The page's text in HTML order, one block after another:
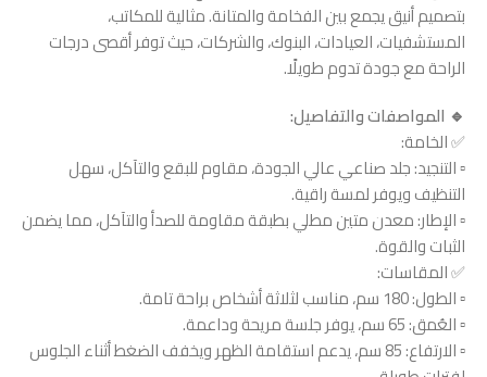
بتصميم أنيق يجمع بين الفخامة والمتانة. مثالية للمكاتب،
المستشفيات، العيادات، البنوك، والشركات، حيث توفر أقصى درجات
الراحة مع جودة تدوم طويلًا.
🔹 المواصفات والتفاصيل:
✅ الخامة:
▫ التنجيد: جلد صناعي عالي الجودة، مقاوم للبقع والتآكل، سهل
التنظيف ويوفر لمسة راقية.
▫ الإطار: معدن متين مطلي بطبقة مقاومة للصدأ والتآكل، مما يضمن
الثبات والقوة.
✅ المقاسات:
▫ الطول: 180 سم، مناسب لثلاثة أشخاص براحة تامة.
▫ العُمق: 65 سم، يوفر جلسة مريحة وداعمة.
▫ الارتفاع: 85 سم، يدعم استقامة الظهر ويخفف الضغط أثناء الجلوس